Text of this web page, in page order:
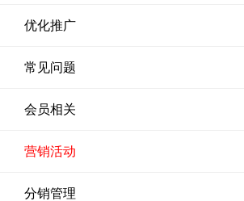
优化推广
常见问题
会员相关
营销活动
分销管理